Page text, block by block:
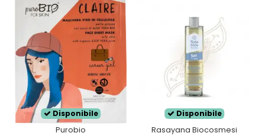
Disponibile
Purobio
Disponibile
Rasayana Biocosmesi